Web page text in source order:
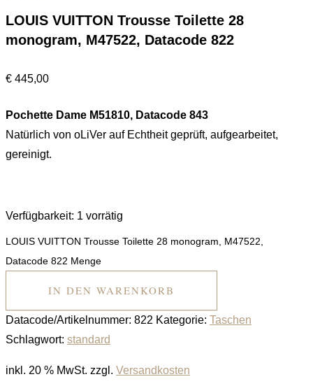
LOUIS VUITTON Trousse Toilette 28
monogram, M47522, Datacode 822
€ 445,00
Pochette Dame M51810, Datacode 843
Natürlich von oLiVer auf Echtheit geprüft, aufgearbeitet,
gereinigt.
Verfügbarkeit: 1 vorrätig
LOUIS VUITTON Trousse Toilette 28 monogram, M47522,
Datacode 822 Menge
IN DEN WARENKORB
Datacode/Artikelnummer: 822 Kategorie: Taschen
Schlagwort: standard
inkl. 20 % MwSt. zzgl. Versandkosten